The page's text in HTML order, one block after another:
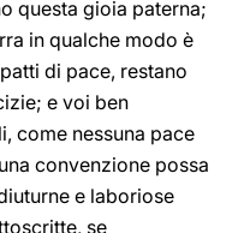
questa gioia paterna;
in qualche modo è
di pace, restano
e voi ben
come nessuna pace
convenzione possa
e laboriose
se